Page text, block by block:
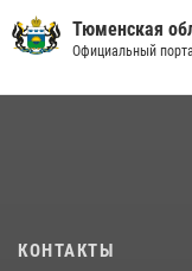
03 августа 2026, 07:23
Тюменская
Официальный
КОНТАКТЫ